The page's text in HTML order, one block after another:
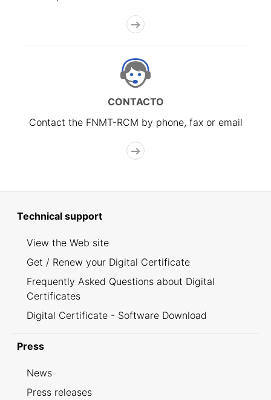
CONTACTO
Contact the FNMT-RCM by phone, fax or email
Technical support
View the Web site
Get / Renew your Digital Certificate
Frequently Asked Questions about Digital
Certificates
Digital Certificate - Software Download
Press
News
Press releases